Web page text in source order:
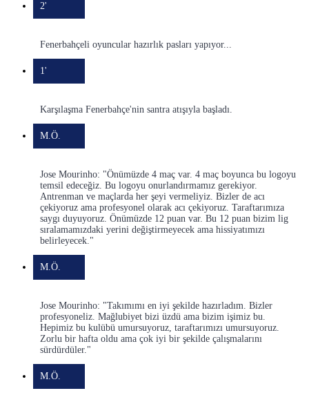
2'
Fenerbahçeli oyuncular hazırlık pasları yapıyor...
1'
Karşılaşma Fenerbahçe'nin santra atışıyla başladı.
M.Ö.
Jose Mourinho: "Önümüzde 4 maç var. 4 maç boyunca bu logoyu
temsil edeceğiz. Bu logoyu onurlandırmamız gerekiyor.
Antrenman ve maçlarda her şeyi vermeliyiz. Bizler de acı
çekiyoruz ama profesyonel olarak acı çekiyoruz. Taraftarımıza
saygı duyuyoruz. Önümüzde 12 puan var. Bu 12 puan bizim lig
sıralamamızdaki yerini değiştirmeyecek ama hissiyatımızı
belirleyecek."
M.Ö.
Jose Mourinho: "Takımımı en iyi şekilde hazırladım. Bizler
profesyoneliz. Mağlubiyet bizi üzdü ama bizim işimiz bu.
Hepimiz bu kulübü umursuyoruz, taraftarımızı umursuyoruz.
Zorlu bir hafta oldu ama çok iyi bir şekilde çalışmalarını
sürdürdüler."
M.Ö.